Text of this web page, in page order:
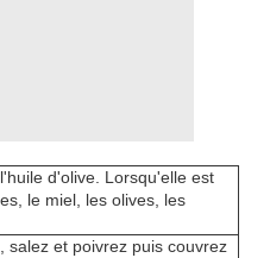
d'olive. Lorsqu'elle est
le miel, les olives, les
salez et poivrez puis couvrez